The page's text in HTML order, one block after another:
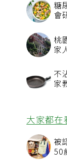
糖
會
桃
家
不
家
大家都在
被